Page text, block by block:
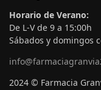
Horario de Verano:
De L-V de 9 a 15:00h
Sábados y domingos
2024 © Farmacia